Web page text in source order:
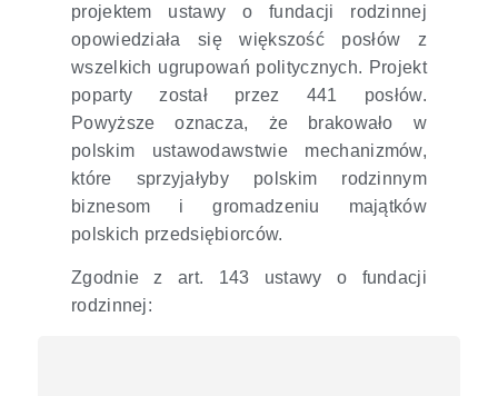
projektem ustawy o fundacji rodzinnej
opowiedziała się większość posłów z
wszelkich ugrupowań politycznych. Projekt
poparty został przez 441 posłów.
Powyższe oznacza, że brakowało w
polskim ustawodawstwie mechanizmów,
które sprzyjałyby polskim rodzinnym
biznesom i gromadzeniu majątków
polskich przedsiębiorców.
Zgodnie z art. 143 ustawy o fundacji
rodzinnej: